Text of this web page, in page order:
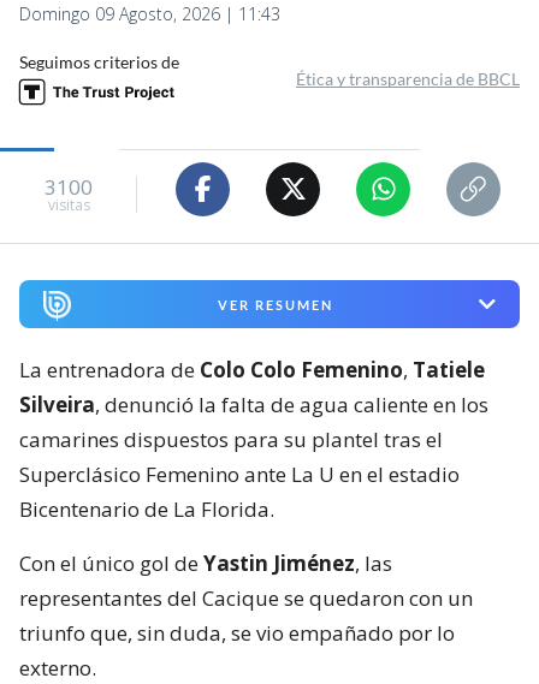
Domingo 09 Agosto, 2026 | 11:43
Seguimos criterios de
Ética y transparencia de BBCL
3100
visitas
VER RESUMEN
La entrenadora de Colo Colo Femenino, Tatiele
Silveira, denunció la falta de agua caliente en los
camarines dispuestos para su plantel tras el
Superclásico Femenino ante La U en el estadio
Bicentenario de La Florida.
Con el único gol deYastin Jiménez, las
representantes del Cacique se quedaron con un
triunfo que, sin duda, se vio empañado por lo
externo.